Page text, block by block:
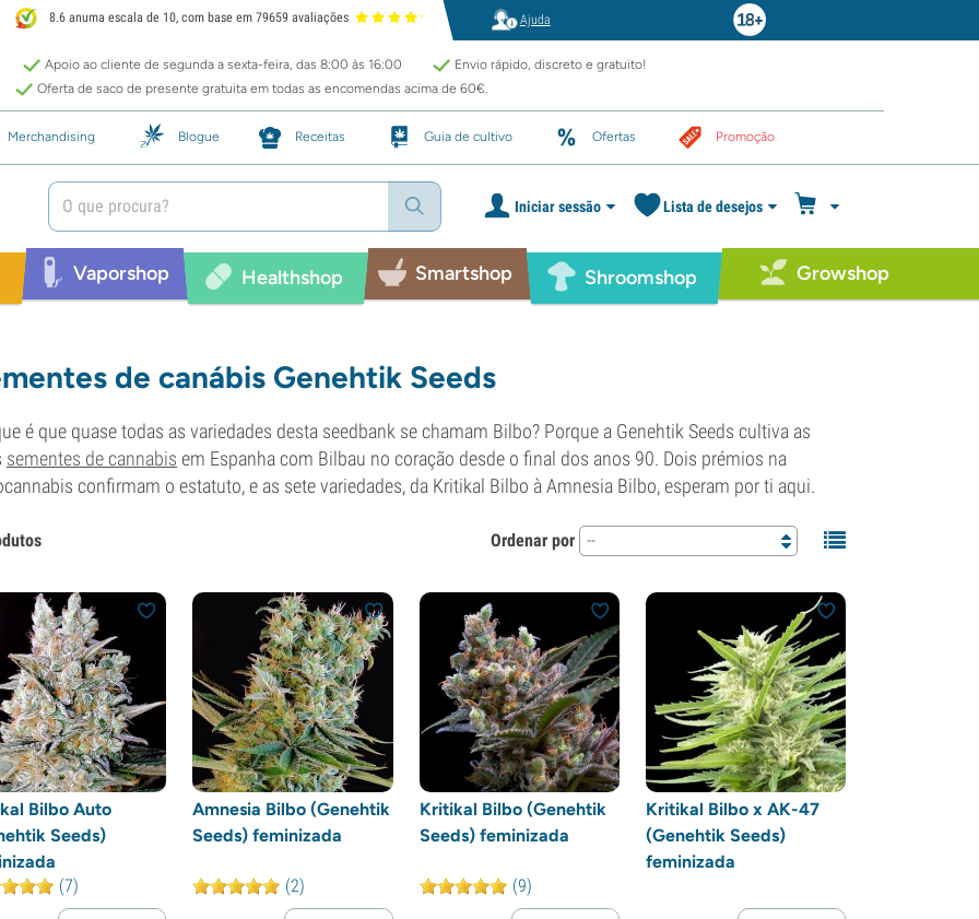
8.6 anuma escala de 10, com base em 79659 avaliações Ajuda
Apoio ao cliente de segunda a sexta-feira, das 8:00 às 16:00
Envio rápido, discreto e gratuito!
Oferta de saco de presente gratuita em todas as encomendas acima de 60€.
Merchandising Blogue Receitas Guia de cultivo Ofertas Promoção
Iniciar sessão Lista de desejos
Vaporshop Healthshop Smartshop Shroomshop Growshop
de canábis Genehtik Seeds
é que quase todas as variedades desta seedbank se chamam Bilbo? Porque a Genehtik Seeds cultiva as
sementes de cannabis em Espanha com Bilbau no coração desde o final dos anos 90. Dois prémios na
confirmam o estatuto, e as sete variedades, da Kritikal Bilbo à Amnesia Bilbo, esperam por ti aqui.
Ordenar por --
Bilbo Auto
Seeds)
(7)
Amnesia Bilbo (Genehtik
Seeds) feminizada
(2)
Kritikal Bilbo (Genehtik
Seeds) feminizada
(9)
Kritikal Bilbo x AK-47
(Genehtik Seeds)
feminizada